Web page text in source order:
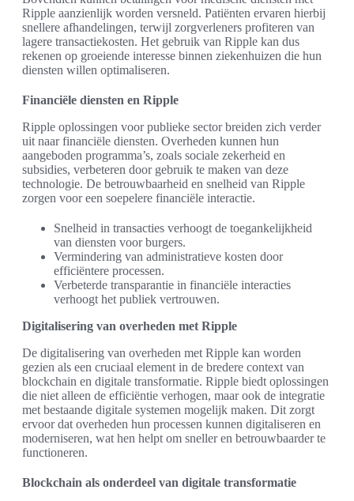
Ripple aanzienlijk worden versneld. Patiënten ervaren hierbij
snellere afhandelingen, terwijl zorgverleners profiteren van
lagere transactiekosten. Het gebruik van Ripple kan dus
rekenen op groeiende interesse binnen ziekenhuizen die hun
diensten willen optimaliseren.
Financiële diensten en Ripple
Ripple oplossingen voor publieke sector breiden zich verder
uit naar financiële diensten. Overheden kunnen hun
aangeboden programma’s, zoals sociale zekerheid en
subsidies, verbeteren door gebruik te maken van deze
technologie. De betrouwbaarheid en snelheid van Ripple
zorgen voor een soepelere financiële interactie.
Snelheid in transacties verhoogt de toegankelijkheid
van diensten voor burgers.
Vermindering van administratieve kosten door
efficiëntere processen.
Verbeterde transparantie in financiële interacties
verhoogt het publiek vertrouwen.
Digitalisering van overheden met Ripple
De digitalisering van overheden met Ripple kan worden
gezien als een cruciaal element in de bredere context van
blockchain en digitale transformatie. Ripple biedt oplossingen
die niet alleen de efficiëntie verhogen, maar ook de integratie
met bestaande digitale systemen mogelijk maken. Dit zorgt
ervoor dat overheden hun processen kunnen digitaliseren en
moderniseren, wat hen helpt om sneller en betrouwbaarder te
functioneren.
Blockchain als onderdeel van digitale transformatie